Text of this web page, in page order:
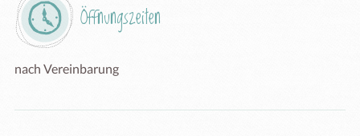
Öffnungszeiten
nach Vereinbarung